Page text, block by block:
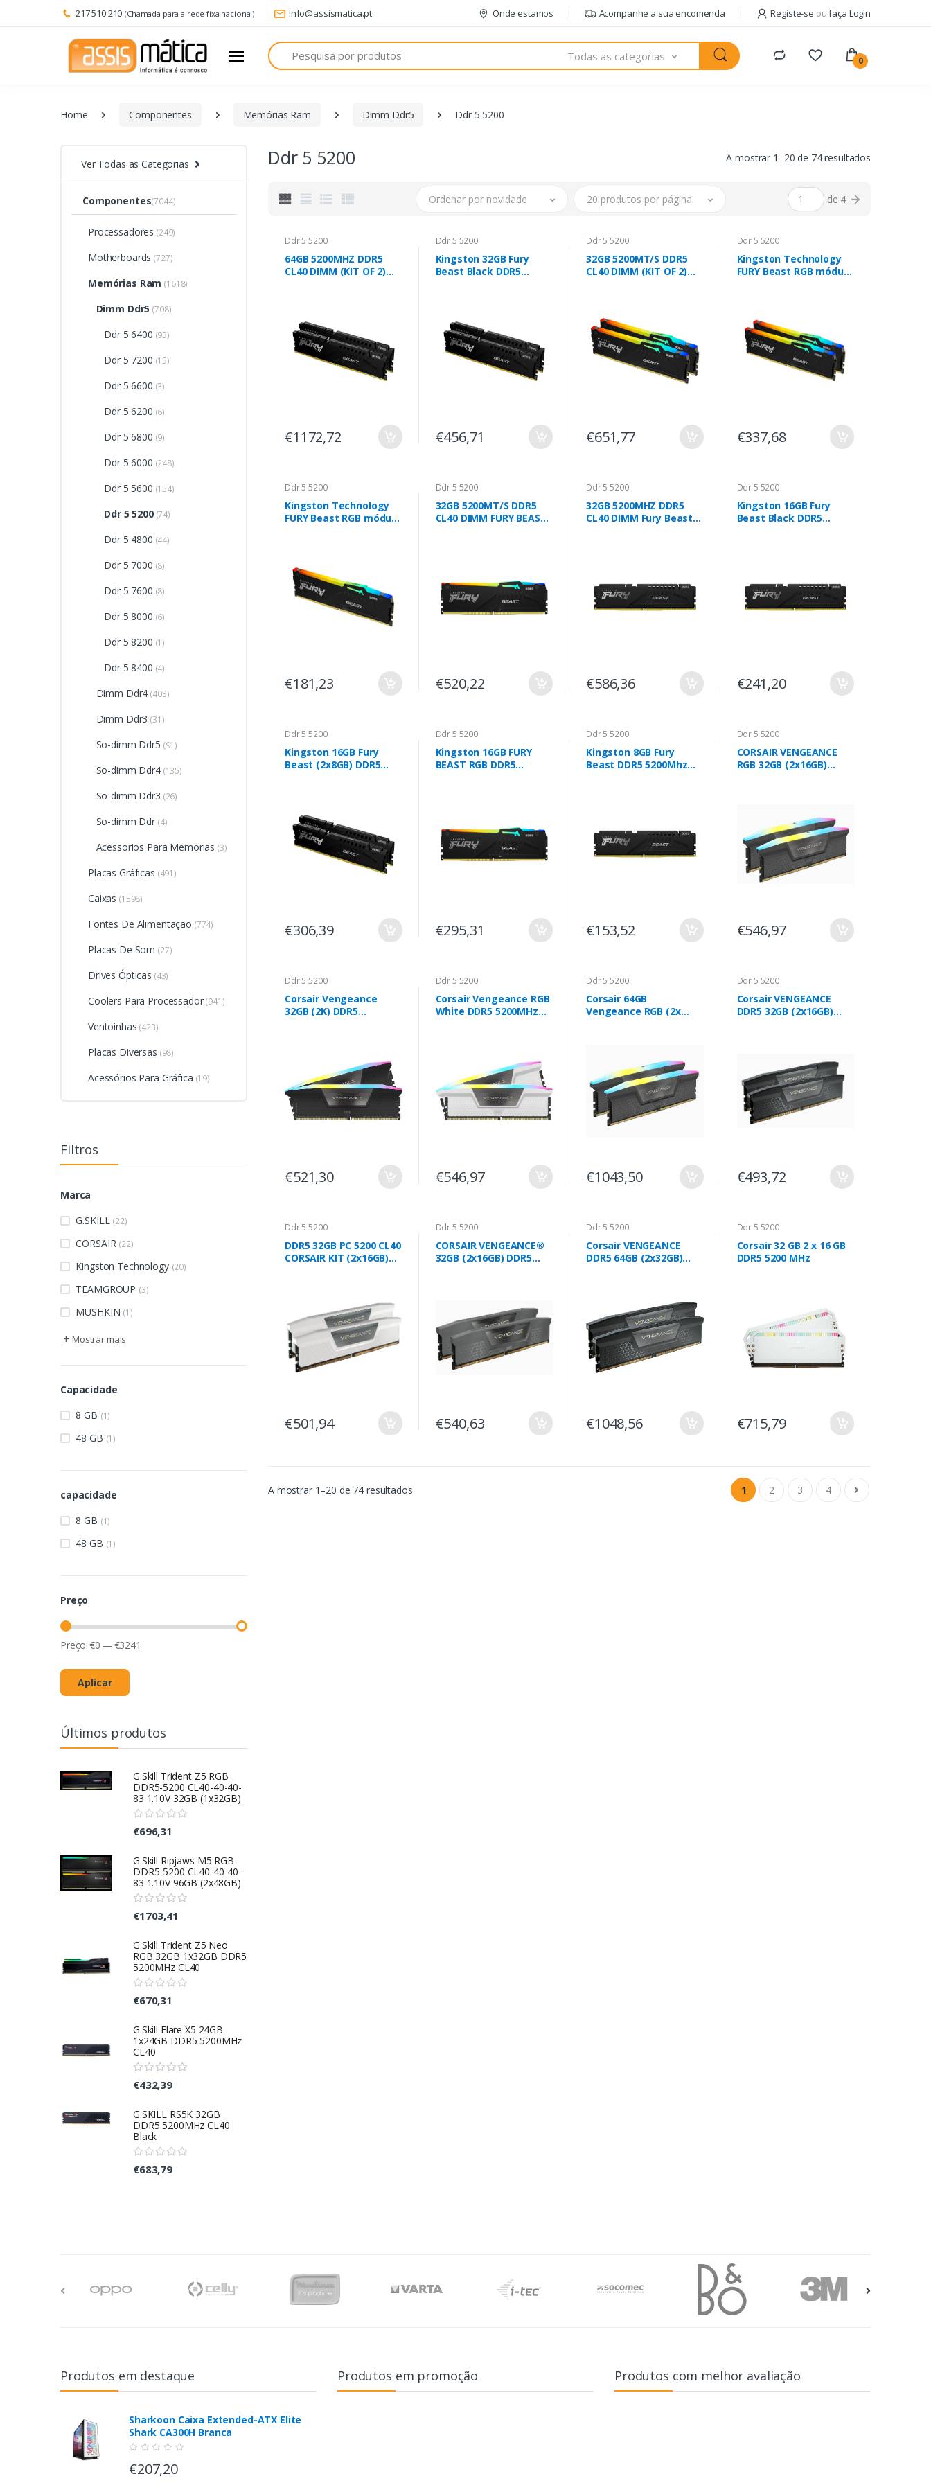
217 510 210 (Chamada para a rede fixa nacional) info@assismatica.pt Onde estamos Acompanhe a sua encomenda Registe-se oufaça Login
Pesquisa
Todas as categorias 0
Home Componentes Memórias Ram Dimm Ddr5 Ddr 5 5200
Ver Todas as Categorias
Componentes(7044)
Processadores (249)
Motherboards (727)
Memórias Ram (1618)
Dimm Ddr5 (708)
Ddr 5 6400 (93)
Ddr 5 7200 (15)
Ddr 5 6600 (3)
Ddr 5 6200 (6)
Ddr 5 6800 (9)
Ddr 5 6000 (248)
Ddr 5 5600 (154)
Ddr 5 5200(74)
Ddr 5 4800 (44)
Ddr 5 7000 (8)
Ddr 5 7600 (8)
Ddr 5 8000 (6)
Ddr 5 8200 (1)
Ddr 5 8400 (4)
Dimm Ddr4 (403)
Dimm Ddr3 (31)
So-dimm Ddr5 (91)
So-dimm Ddr4(135)
So-dimm Ddr3 (26)
So-dimm Ddr(4)
Acessorios Para Memorias (3)
Placas Gráficas (491)
Caixas (1598)
Fontes De Alimentação (774)
Placas De Som (27)
Drives Ópticas (43)
Coolers Para Processador(941)
Ventoinhas (423)
Placas Diversas (98)
Acessórios Para Gráfica (19)
Filtros
Marca
G.SKILL (22)
CORSAIR (22)
Kingston Technology (20)
TEAMGROUP (3)
MUSHKIN (1)
+ Mostrar mais
Capacidade
8 GB (1)
48 GB (1)
capacidade
8 GB (1)
48 GB (1)
Preço
Preço:€0 — €3241
Aplicar
Últimos produtos
G.Skill Trident Z5 RGB
DDR5-5200 CL40-40-40-
83 1.10V 32GB (1x32GB)
€696,31
G.Skill Ripjaws M5 RGB
DDR5-5200 CL40-40-40-
83 1.10V 96GB (2x48GB)
€1703,41
G.Skill Trident Z5 Neo
RGB 32GB 1x32GB DDR5
5200MHz CL40
€670,31
G.Skill Flare X5 24GB
1x24GB DDR5 5200MHz
CL40
€432,39
G.SKILL RS5K 32GB
DDR5 5200MHz CL40
Black
€683,79
Ddr 5 5200 A mostrar 1–20 de 74 resultados
Ordenar por novidade 20 produtos por página de 4
Ddr 5 5200
64GB 5200MHZ DDR5
CL40 DIMM (KIT OF 2)
€1172,72
Ddr 5 5200
Kingston 32GB Fury
Beast Black DDR5
€456,71
Ddr 5 5200
32GB 5200MT/S DDR5
CL40 DIMM (KIT OF 2)
€651,77
Ddr 5 5200
Kingston Technology
FURY Beast RGB módulo
€337,68
Ddr 5 5200
Kingston Technology
FURY Beast RGB módulo
€181,23
Ddr 5 5200
32GB 5200MT/S DDR5
CL40 DIMM FURY BEAST
€520,22
Ddr 5 5200
32GB 5200MHZ DDR5
CL40 DIMM Fury Beast
€586,36
Ddr 5 5200
Kingston 16GB Fury
Beast Black DDR5
€241,20
Ddr 5 5200
Kingston 16GB Fury
Beast (2x8GB) DDR5
€306,39
Ddr 5 5200
Kingston 16GB FURY
BEAST RGB DDR5
€295,31
Ddr 5 5200
Kingston 8GB Fury
Beast DDR5 5200Mhz
€153,52
Ddr 5 5200
CORSAIR VENGEANCE
RGB 32GB (2x16GB)
€546,97
Ddr 5 5200
Corsair Vengeance
32GB (2K) DDR5
€521,30
Ddr 5 5200
Corsair Vengeance RGB
White DDR5 5200MHz
€546,97
Ddr 5 5200
Corsair 64GB
Vengeance RGB (2x
€1043,50
Ddr 5 5200
Corsair VENGEANCE
DDR5 32GB (2x16GB)
€493,72
Ddr 5 5200
DDR5 32GB PC 5200 CL40
CORSAIR KIT (2x16GB)
€501,94
Ddr 5 5200
CORSAIR VENGEANCE®
32GB (2x16GB) DDR5
€540,63
Ddr 5 5200
Corsair VENGEANCE
DDR5 64GB (2x32GB)
€1048,56
Ddr 5 5200
Corsair 32 GB 2 x 16 GB
DDR5 5200 MHz
€715,79
A mostrar 1–20 de 74 resultados 1 2 3 4
Produtos em destaque
Sharkoon Caixa Extended-ATX Elite
Shark CA300H Branca
€207,20
Produtos em promoção Produtos com melhor avaliação